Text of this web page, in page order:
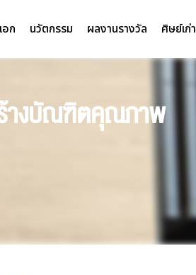
ก นวัตกรรม ผลงานรางวัล ศิษย์เก่า
ร้างบัณฑิตคุณภาพ